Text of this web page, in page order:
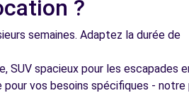
?
semaines. Adaptez la durée de
SUV spacieux pour les escapades
vos besoins spécifiques - notre